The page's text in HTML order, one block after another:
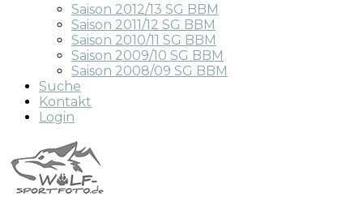
Saison 2012/13 SG BBM
Saison 2011/12 SG BBM
Saison 2010/11 SG BBM
Saison 2009/10 SG BBM
Saison 2008/09 SG BBM
Suche
Kontakt
Login